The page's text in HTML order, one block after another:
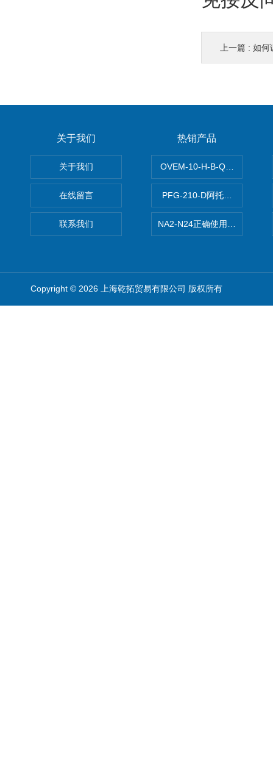
上一篇 : 如何
关于我们
关于我们
在线留言
联系我们
热销产品
OVEM-10-H-B-QO-CE-N-2P
PFG-210-D阿托斯ATOS电
NA2-N24正确使用松下安全光
Copyright © 2026 上海乾拓贸易有限公司 版权所有